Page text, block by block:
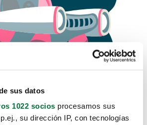
sus datos
1022 socios procesamos sus
su dirección IP, con tecnologías